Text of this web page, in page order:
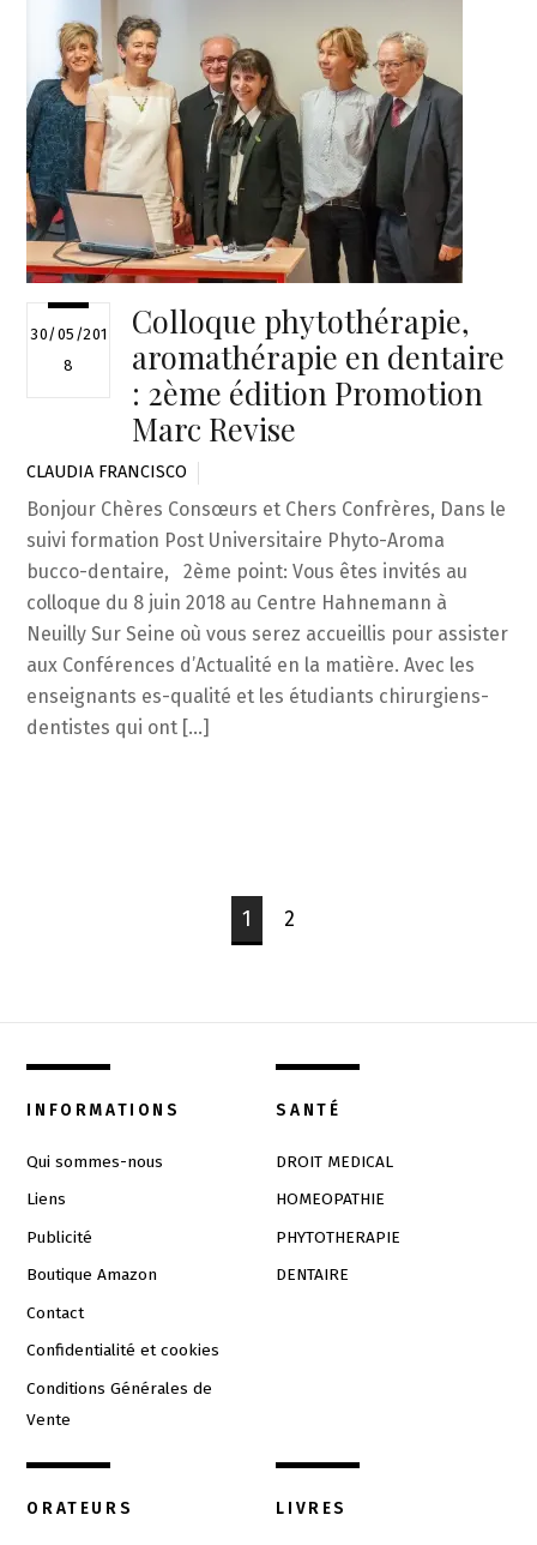
30/05/201
8
Colloque phytothérapie,
aromathérapie en dentaire
: 2ème édition Promotion
Marc Revise
CLAUDIA FRANCISCO
Bonjour Chères Consœurs et Chers Confrères, Dans le
suivi formation Post Universitaire Phyto-Aroma
bucco-dentaire, 2ème point: Vous êtes invités au
colloque du 8 juin 2018 au Centre Hahnemann à
Neuilly Sur Seine où vous serez accueillis pour assister
aux Conférences d’Actualité en la matière. Avec les
enseignants es-qualité et les étudiants chirurgiens-
dentistes qui ont […]
1 2
INFORMATIONS
Qui sommes-nous
Liens
Publicité
Boutique Amazon
Contact
Confidentialité et cookies
Conditions Générales de
Vente
SANTÉ
DROIT MEDICAL
HOMEOPATHIE
PHYTOTHERAPIE
DENTAIRE
ORATEURS LIVRES